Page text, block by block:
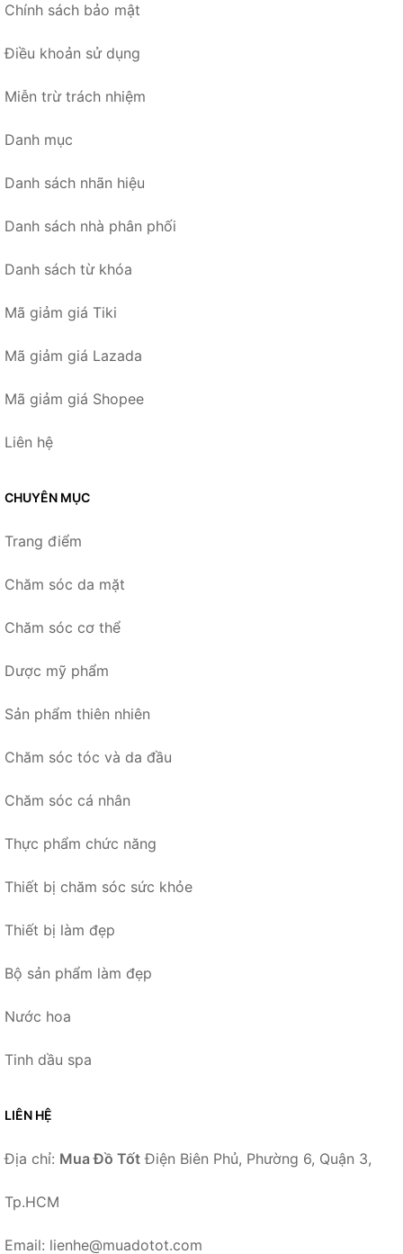
Chính sách bảo mật
Điều khoản sử dụng
Miễn trừ trách nhiệm
Danh mục
Danh sách nhãn hiệu
Danh sách nhà phân phối
Danh sách từ khóa
Mã giảm giá Tiki
Mã giảm giá Lazada
Mã giảm giá Shopee
Liên hệ
CHUYÊN MỤC
Trang điểm
Chăm sóc da mặt
Chăm sóc cơ thể
Dược mỹ phẩm
Sản phẩm thiên nhiên
Chăm sóc tóc và da đầu
Chăm sóc cá nhân
Thực phẩm chức năng
Thiết bị chăm sóc sức khỏe
Thiết bị làm đẹp
Bộ sản phẩm làm đẹp
Nước hoa
Tinh dầu spa
LIÊN HỆ
Địa chỉ: Mua Đồ Tốt Điện Biên Phủ, Phường 6, Quận 3,
Tp.HCM
Email: lienhe@muadotot.com